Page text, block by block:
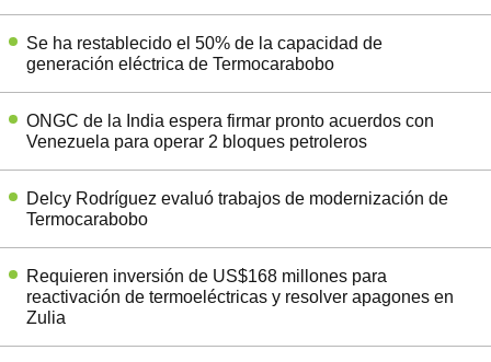
Se ha restablecido el 50% de la capacidad de
generación eléctrica de Termocarabobo
ONGC de la India espera firmar pronto acuerdos con
Venezuela para operar 2 bloques petroleros
Delcy Rodríguez evaluó trabajos de modernización de
Termocarabobo
Requieren inversión de US$168 millones para
reactivación de termoeléctricas y resolver apagones en
Zulia